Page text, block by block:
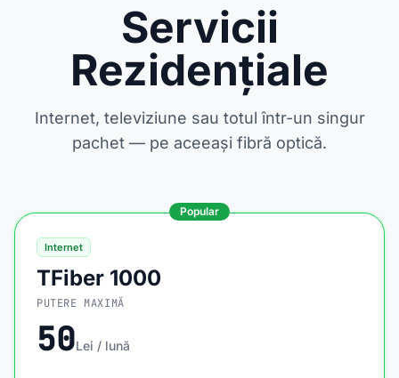
Servicii
Rezidențiale
Internet, televiziune sau totul într-un singur
pachet — pe aceeași fibră optică.
Popular
Internet
TFiber 1000
PUTERE MAXIMĂ
50Lei / lună